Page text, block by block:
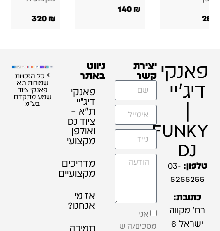
₪
140
₪
320
פאנקי
דיג'יי
|
FUNKY
DJ
טלפון: 03-
5255255
כתובת:
רח' מקווה
ישראל 6
יצירת
קשר
אני
מסכים/ה ש
ניווט
באתר
פאנקי
דיג׳יי
ת"א –
ציוד DJ
ואולפן
מקצועי
מדריכים
מקצועיים
אז מי
אנחנו?
תמיכה
© כל הזכויות
שמורות ר.א
פאנקי ציוד
שמע מתקדם
בע"מ